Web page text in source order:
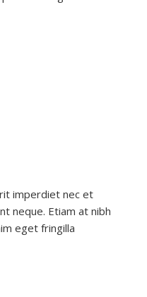
imperdiet nec et
neque. Etiam at nibh
eget fringilla